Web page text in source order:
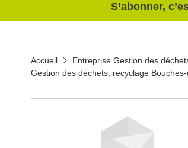
S’abonner,
Accueil Entreprise Gestion des
Gestion des déchets, recyclage